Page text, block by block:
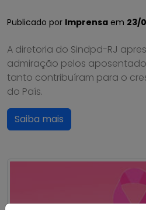
Publicado por Imprensa em 23/
A diretoria do Sindpd-RJ
admiração pelos
tanto contribuíram para o
do País.
Saiba mais